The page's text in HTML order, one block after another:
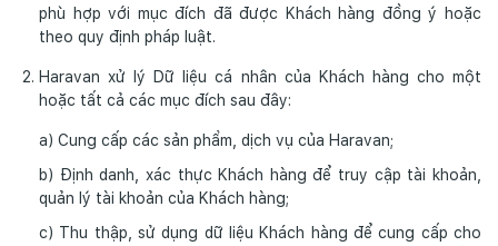
phù hợp với mục đích đã được Khách hàng đồng ý hoặc
theo quy định pháp luật.
Haravan xử lý Dữ liệu cá nhân của Khách hàng cho một
hoặc tất cả các mục đích sau đây:
a) Cung cấp các sản phẩm, dịch vụ của Haravan;
b) Định danh, xác thực Khách hàng để truy cập tài khoản,
quản lý tài khoản của Khách hàng;
c) Thu thập, sử dụng dữ liệu Khách hàng để cung cấp cho